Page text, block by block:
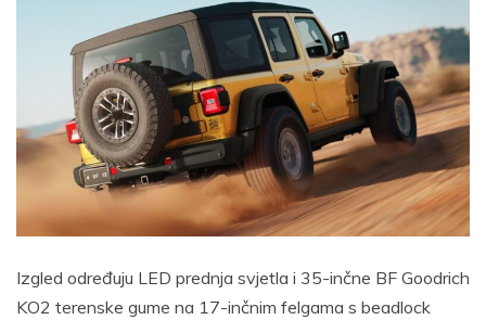
Izgled određuju LED prednja svjetla i 35-inčne BF Goodrich
KO2 terenske gume na 17-inčnim felgama s beadlock